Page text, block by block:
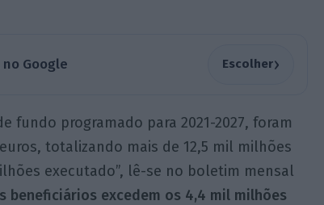
Google Escolher›
fundo programado para 2021-2027, foram
totalizando mais de 12,5 mil milhões
executado”, lê-se no boletim mensal
beneficiários excedem os 4,4 mil milhões